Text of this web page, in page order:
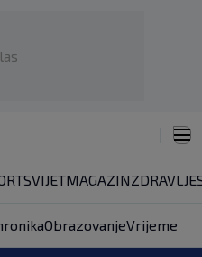
SVIJETMAGAZINZDRAVLJE
ObrazovanjeVrijeme